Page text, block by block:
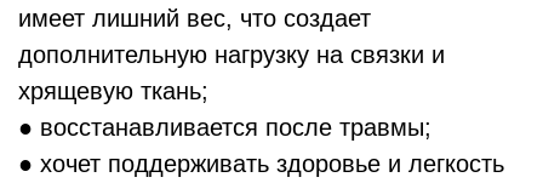
имеет лишний вес, что создает
дополнительную нагрузку на связки и
хрящевую ткань;
● восстанавливается после травмы;
● хочет поддерживать здоровье и легкость